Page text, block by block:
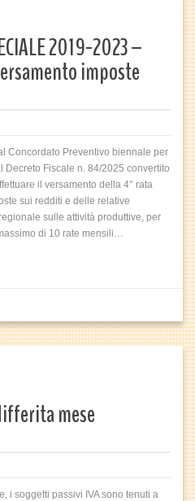
2019-2023 –
imposte
Concordato Preventivo biennale per
Fiscale n. 84/2025 convertito
il versamento della 4° rata
sui redditi e delle relative
sulle attività produttive, per
di 10 rate mensili…
mese
i soggetti passivi IVA sono tenuti a